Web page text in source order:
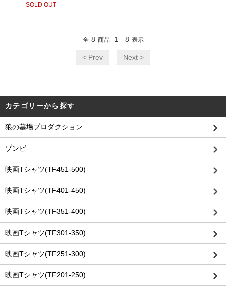
SOLD OUT
全 8 商品 1 - 8 表示
< Prev Next >
カテゴリーから探す
狼の墓場プロダクション
ゾンビ
映画Tシャツ(TF451-500)
映画Tシャツ(TF401-450)
映画Tシャツ(TF351-400)
映画Tシャツ(TF301-350)
映画Tシャツ(TF251-300)
映画Tシャツ(TF201-250)